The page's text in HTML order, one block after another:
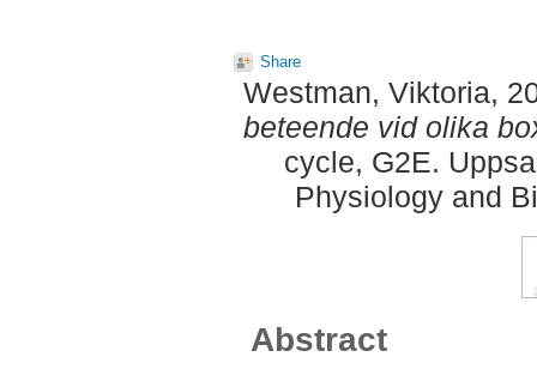
Share
Westman, Viktoria,
beteende vid olika
cycle, G2E.
Physiology and
Abstract